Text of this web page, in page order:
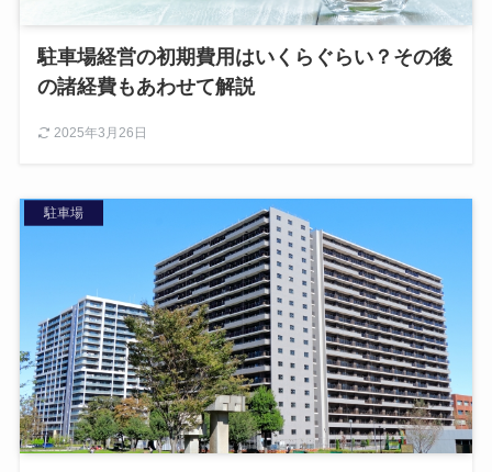
駐車場経営の初期費用はいくらぐらい？その後
の諸経費もあわせて解説
2025年3月26日
駐車場